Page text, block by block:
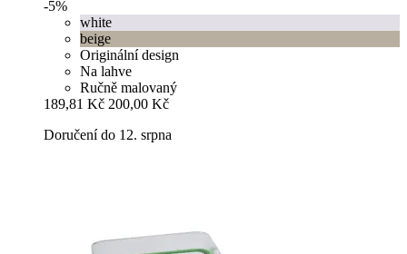
-5%
white
beige
Originální design
Na lahve
Ručně malovaný
189,81 Kč 200,00 Kč
Doručení do 12. srpna